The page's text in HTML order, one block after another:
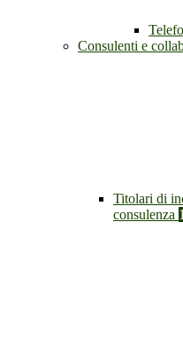
Consulenti e
Titolari di
consulenza